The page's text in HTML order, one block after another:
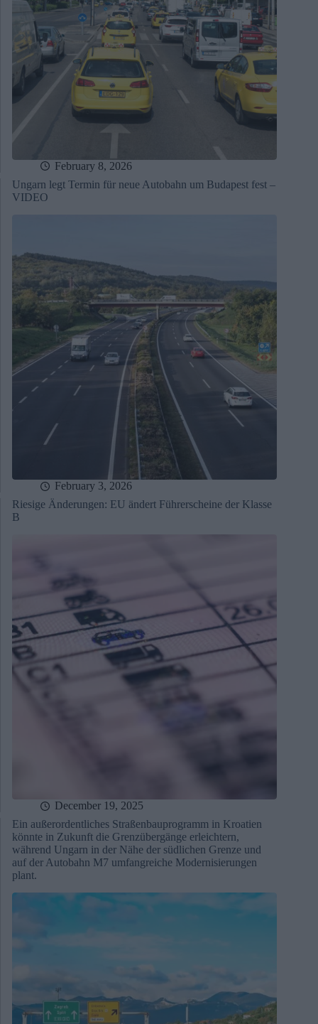
February 8, 2026
Ungarn legt Termin für neue Autobahn um Budapest fest –
VIDEO
February 3, 2026
Riesige Änderungen: EU ändert Führerscheine der Klasse
B
December 19, 2025
Ein außerordentliches Straßenbauprogramm in Kroatien
könnte in Zukunft die Grenzübergänge erleichtern,
während Ungarn in der Nähe der südlichen Grenze und
auf der Autobahn M7 umfangreiche Modernisierungen
plant.